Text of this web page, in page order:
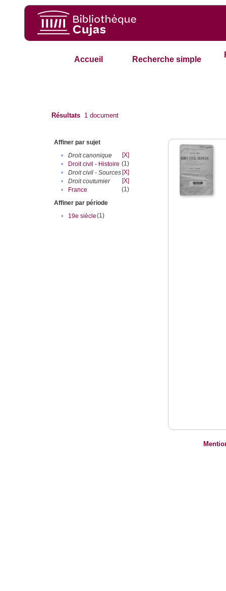
Accueil Recherche simple
Résultats 1 document
Affiner par sujet
•
Droit canonique
[X]
•
Droit civil - Histoire (1)
•
Droit civil - Sources [X]
•
Droit coutumier
[X]
•
France
(1)
Affiner par période
•
19e siècle(1)